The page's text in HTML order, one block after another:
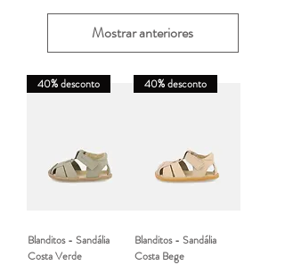
Mostrar anteriores
40% desconto
Blanditos - Sandália
Costa Verde
40% desconto
Blanditos - Sandália
Costa Bege